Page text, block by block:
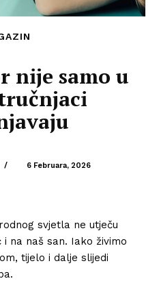
nije samo u
/ 6 Februara, 2026
svjetla ne utječu
na naš san. Iako živimo
tijelo i dalje slijedi